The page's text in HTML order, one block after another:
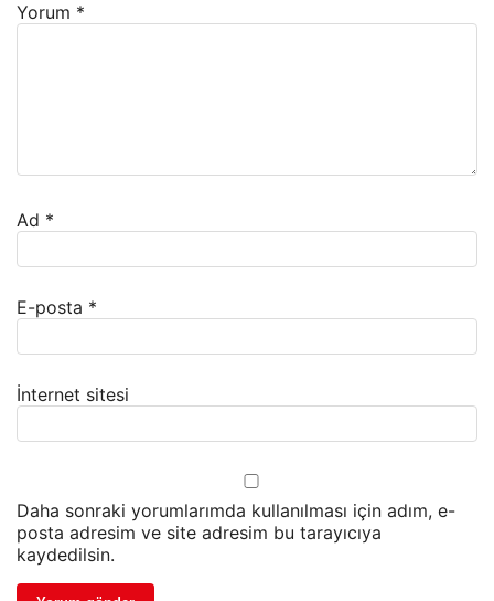
Yorum *
Ad *
E-posta *
İnternet sitesi
Daha sonraki yorumlarımda kullanılması için adım, e-
posta adresim ve site adresim bu tarayıcıya
kaydedilsin.